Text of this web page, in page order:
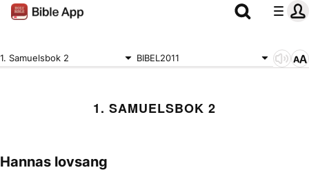
1. Samuelsbok 2 BIBEL2011
1. SAMUELSBOK 2
Hannas lovsang